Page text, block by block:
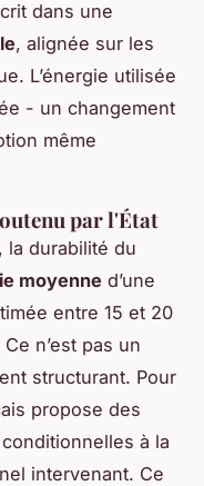
dans une
, alignée sur les
L’énergie utilisée
- un changement
même
par l'État
la durabilité du
moyenne d’une
entre 15 et 20
n’est pas un
structurant. Pour
propose des
à la
intervenant. Ce